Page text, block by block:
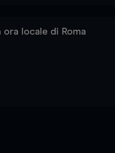
locale di Roma